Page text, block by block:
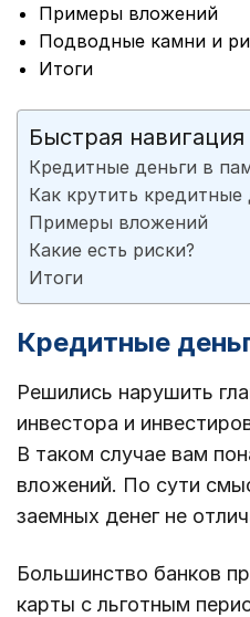
Примеры вложений
Подводные камни и
Итоги
Быстрая навигация
Кредитные деньги в
Как крутить
Примеры вложений
Какие есть риски?
Итоги
Кредитные
Решились нарушить
инвестора и
В таком случае вам
вложений. По сути
заемных денег не
Большинство банков
карты с льготным